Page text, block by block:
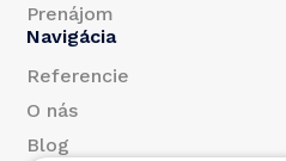
Prenájom
Navigácia
Referencie
O nás
Blog